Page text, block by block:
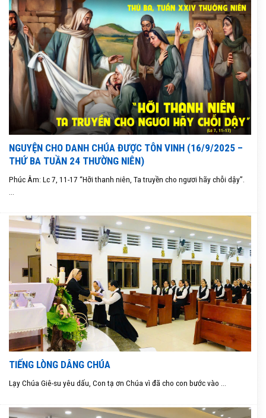
NGUYỆN CHO DANH CHÚA ĐƯỢC TÔN VINH (16/9/2025 –
THỨ BA TUẦN 24 THƯỜNG NIÊN)
Phúc Âm: Lc 7, 11-17 “Hỡi thanh niên, Ta truyền cho ngươi hãy chỗi dậy”.
TIẾNG LÒNG DÂNG CHÚA
Lạy Chúa Giê-su yêu dấu, Con tạ ơn Chúa vì đã cho con bước vào ...